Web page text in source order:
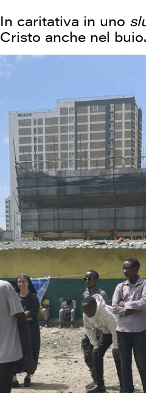
In caritativa in uno
Cristo anche nel buio.